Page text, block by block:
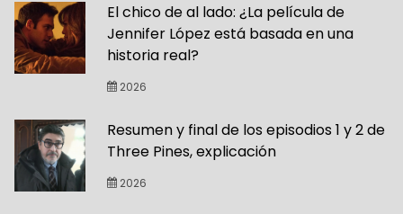
El chico de al lado: ¿La película de
Jennifer López está basada en una
historia real?
2026
Resumen y final de los episodios 1 y 2 de
Three Pines, explicación
2026